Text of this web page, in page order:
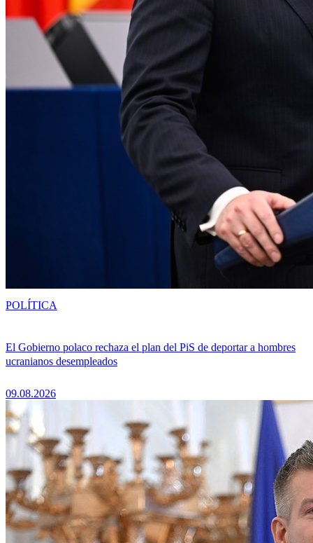
El Gobierno polaco rechaza el plan del PiS de deportar a hombres
ucranianos desempleados
09.08.2026
POLÍTICA